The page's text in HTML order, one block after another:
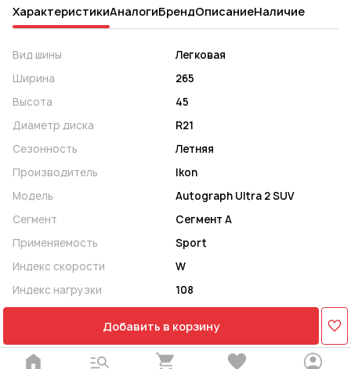
ХарактеристикиАналогиБрендОписаниеНаличие
Вид шины
Легковая
Ширина
265
Высота
45
Диаметр диска
R21
Сезонность
Летняя
Производитель
Ikon
Модель
Autograph Ultra 2 SUV
Сегмент
Сегмент A
Применяемость
Sport
Индекс скорости
W
Индекс нагрузки
108
Добавить в корзину